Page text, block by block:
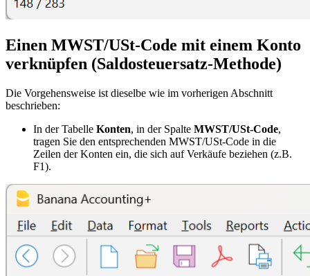
Einen MWST/USt-Code mit einem Konto
verknüpfen (Saldosteuersatz-Methode)
Die Vorgehensweise ist dieselbe wie im vorherigen Abschnitt
beschrieben:
In der Tabelle Konten, in der Spalte MWST/USt-Code,
tragen Sie den entsprechenden MWST/USt-Code in die
Zeilen der Konten ein, die sich auf Verkäufe beziehen (z.B.
F1).